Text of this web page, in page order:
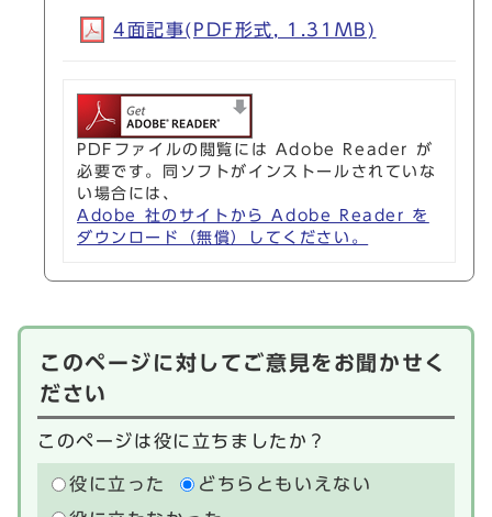
4面記事(PDF形式, 1.31MB)
PDFファイルの閲覧には Adobe Reader が
必要です。同ソフトがインストールされていな
い場合には、
Adobe 社のサイトから Adobe Reader を
ダウンロード（無償）してください。
このページに対してご意見をお聞かせく
ださい
このページは役に立ちましたか？
役に立った
どちらともいえない